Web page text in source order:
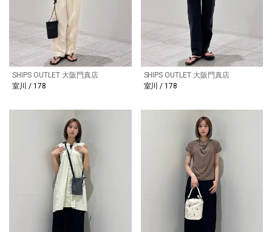
SHIPS OUTLET 大阪門真店
室川 / 178
SHIPS OUTLET 大阪門真店
室川 / 178